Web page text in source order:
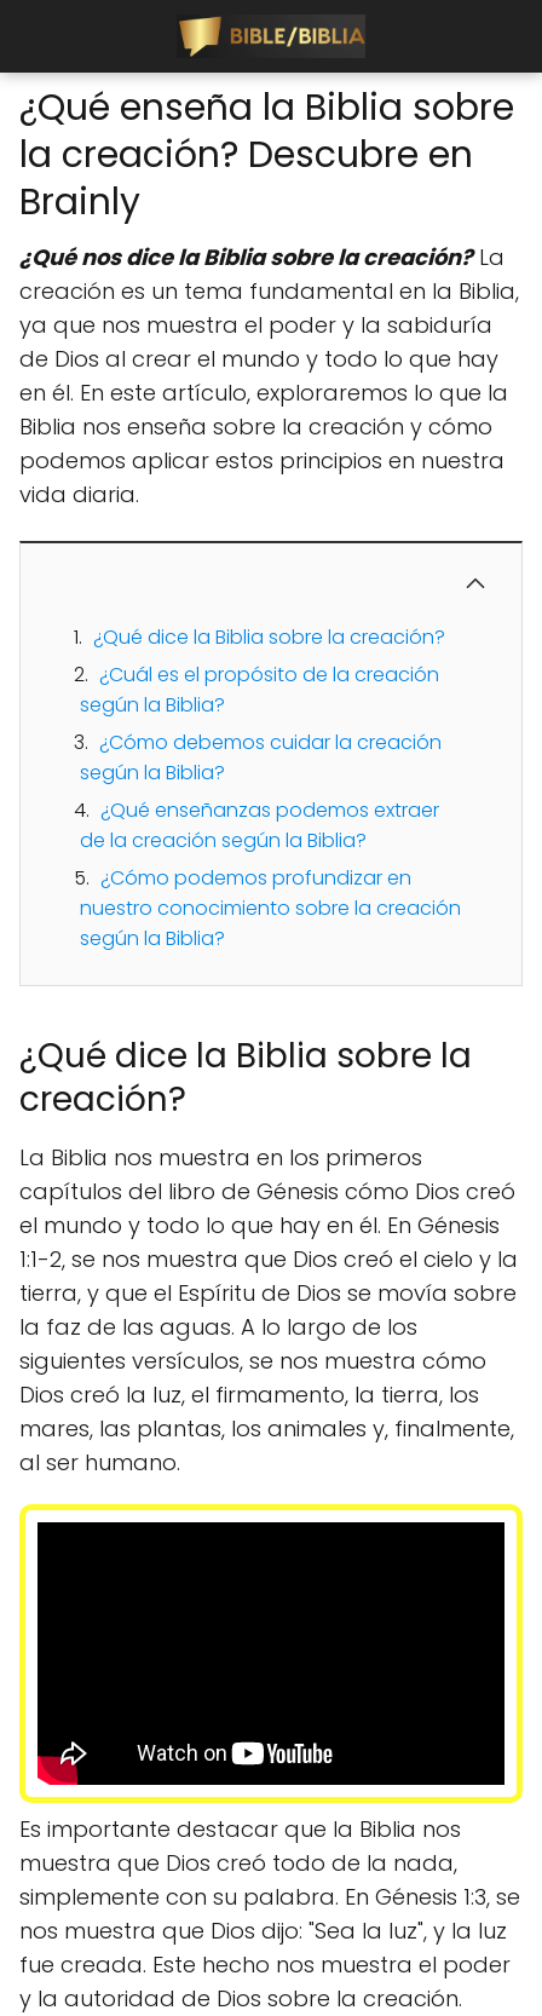
¿Qué enseña la Biblia sobre
la creación? Descubre en
Brainly
¿Qué nos dice la Biblia sobre la creación?La
creación es un tema fundamental en la Biblia,
ya que nos muestra el poder y la sabiduría
de Dios al crear el mundo y todo lo que hay
en él. En este artículo, exploraremos lo que la
Biblia nos enseña sobre la creación y cómo
podemos aplicar estos principios en nuestra
vida diaria.
¿Qué dice la Biblia sobre la creación?
¿Cuál es el propósito de la creación
según la Biblia?
¿Cómo debemos cuidar la creación
según la Biblia?
¿Qué enseñanzas podemos extraer
de la creación según la Biblia?
¿Cómo podemos profundizar en
nuestro conocimiento sobre la creación
según la Biblia?
¿Qué dice la Biblia sobre la
creación?
La Biblia nos muestra en los primeros
capítulos del libro de Génesis cómo Dios creó
el mundo y todo lo que hay en él. En Génesis
1:1-2, se nos muestra que Dios creó el cielo y la
tierra, y que el Espíritu de Dios se movía sobre
la faz de las aguas. A lo largo de los
siguientes versículos, se nos muestra cómo
Dios creó la luz, el firmamento, la tierra, los
mares, las plantas, los animales y, finalmente,
al ser humano.
Es importante destacar que la Biblia nos
muestra que Dios creó todo de la nada,
simplemente con su palabra. En Génesis 1:3, se
nos muestra que Dios dijo: "Sea la luz", y la luz
fue creada. Este hecho nos muestra el poder
y la autoridad de Dios sobre la creación.